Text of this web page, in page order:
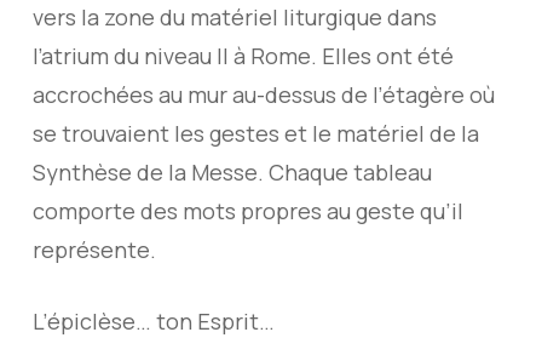
vers la zone du matériel liturgique dans
l’atrium du niveau II à Rome. Elles ont été
accrochées au mur au-dessus de l’étagère où
se trouvaient les gestes et le matériel de la
Synthèse de la Messe. Chaque tableau
comporte des mots propres au geste qu’il
représente.
L’épiclèse… ton Esprit…